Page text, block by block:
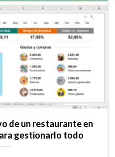
de un restaurante en
gestionarlo todo